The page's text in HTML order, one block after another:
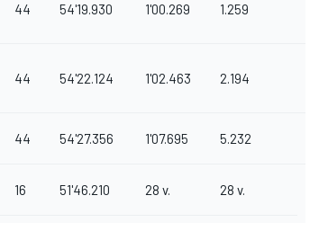
44 54'19.930 1'00.269 1.259
44 54'22.124 1'02.463 2.194
44 54'27.356 1'07.695 5.232
16 51'46.210 28 v. 28 v.